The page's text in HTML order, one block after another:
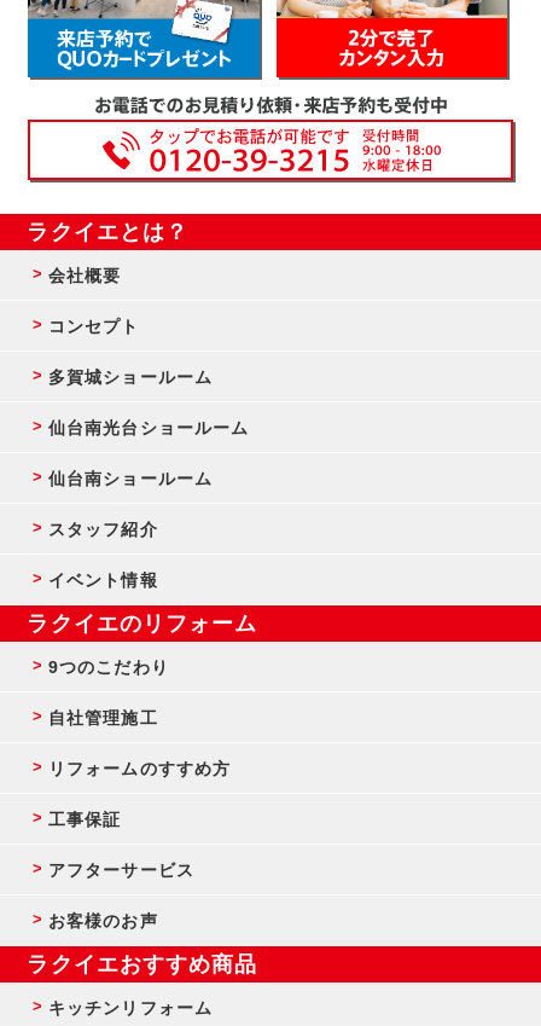
ラクイエとは？
会社概要
コンセプト
多賀城ショールーム
仙台南光台ショールーム
仙台南ショールーム
スタッフ紹介
イベント情報
ラクイエのリフォーム
9つのこだわり
自社管理施工
リフォームのすすめ方
工事保証
アフターサービス
お客様のお声
ラクイエおすすめ商品
キッチンリフォーム